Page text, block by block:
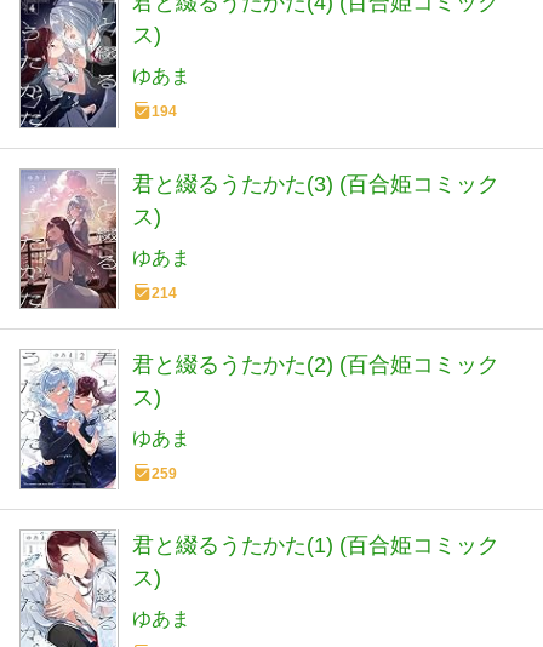
ス)
ゆあま
194
君と綴るうたかた(3) (百合姫コミック
ス)
ゆあま
214
君と綴るうたかた(2) (百合姫コミック
ス)
ゆあま
259
君と綴るうたかた(1) (百合姫コミック
ス)
ゆあま